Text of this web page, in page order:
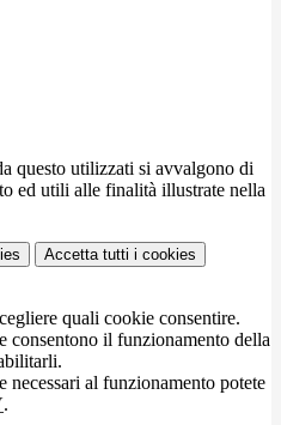
questo utilizzati si avvalgono di
ed utili alle finalità illustrate nella
Accetta tutti i cookies
quali cookie consentire.
consentono il funzionamento della
necessari al funzionamento potete
.